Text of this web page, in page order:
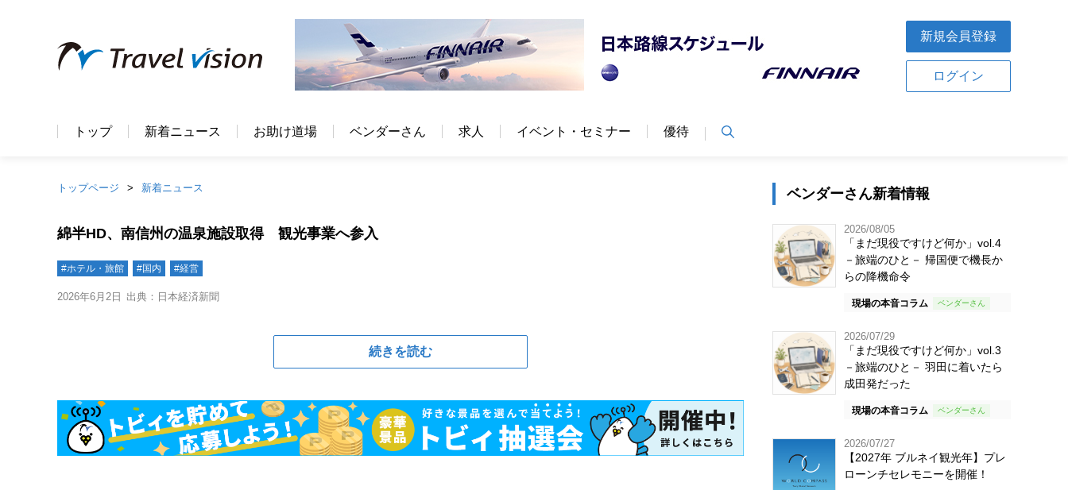
新規会員登録
ログイン
トップ 新着ニュース お助け道場 ベンダーさん 求人 イベント・セミナー 優待
トップページ 新着ニュース
綿半HD、南信州の温泉施設取得 観光事業へ参入
#ホテル・旅館 #国内 #経営
2026年6月2日 出典：日本経済新聞
続きを読む
ベンダーさん新着情報
2026/08/05
「まだ現役ですけど何か」vol.4
－旅端のひと－ 帰国便で機長か
らの降機命令
現場の本音コラム
2026/07/29
「まだ現役ですけど何か」vol.3
－旅端のひと－ 羽田に着いたら
成田発だった
現場の本音コラム
2026/07/27
【2027年 ブルネイ観光年】プレ
ローンチセレモニーを開催！